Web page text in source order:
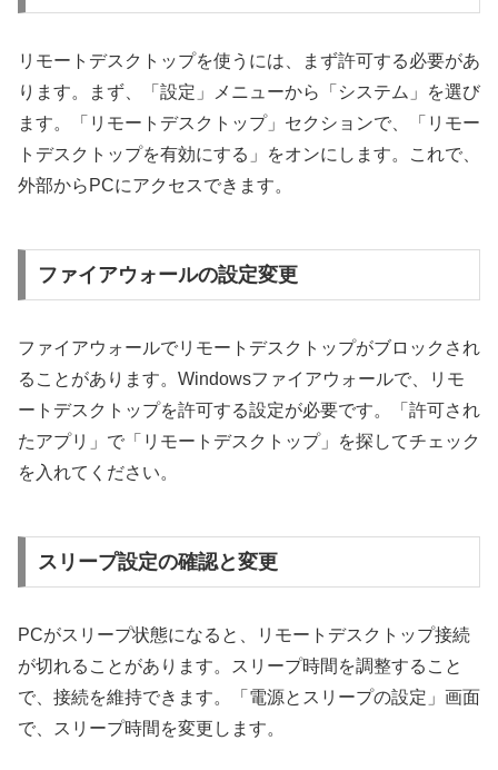
リモートデスクトップを使うには、まず許可する必要があ
ります。まず、「設定」メニューから「システム」を選び
ます。「リモートデスクトップ」セクションで、「リモー
トデスクトップを有効にする」をオンにします。これで、
外部からPCにアクセスできます。
ファイアウォールの設定変更
ファイアウォールでリモートデスクトップがブロックされ
ることがあります。Windowsファイアウォールで、リモ
ートデスクトップを許可する設定が必要です。「許可され
たアプリ」で「リモートデスクトップ」を探してチェック
を入れてください。
スリープ設定の確認と変更
PCがスリープ状態になると、リモートデスクトップ接続
が切れることがあります。スリープ時間を調整すること
で、接続を維持できます。「電源とスリープの設定」画面
で、スリープ時間を変更します。